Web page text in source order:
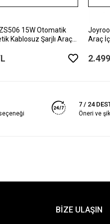
15W Otomatik
Kablosuz Şarjlı Araç
Araç
7 / 24
Öneri ve
BİZE ULAŞIN